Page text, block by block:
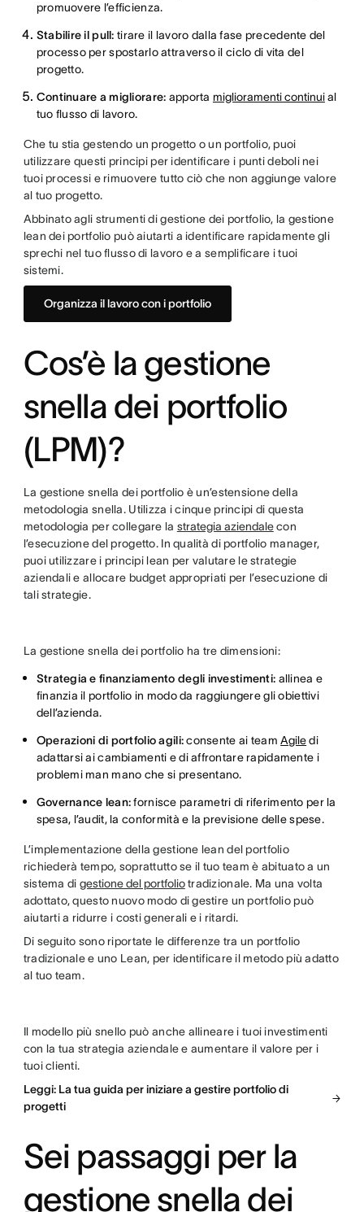
promuovere l’efficienza.
Stabilire il pull: tirare il lavoro dalla fase precedente del
processo per spostarlo attraverso il ciclo di vita del
progetto.
Continuare a migliorare: apporta miglioramenti continuial
tuo flusso di lavoro.
Che tu stia gestendo un progetto o un portfolio, puoi
utilizzare questi principi per identificare i punti deboli nei
tuoi processi e rimuovere tutto ciò che non aggiunge valore
al tuo progetto.
Abbinato agli strumenti di gestione dei portfolio, la gestione
lean dei portfolio può aiutarti a identificare rapidamente gli
sprechi nel tuo flusso di lavoro e a semplificare i tuoi
sistemi.
Organizza il lavoro con i portfolio
Cos’è la gestione
snella dei portfolio
(LPM)?
La gestione snella dei portfolio è un’estensione della
metodologia snella. Utilizza i cinque principi di questa
metodologia per collegare la strategia aziendalecon
l’esecuzione del progetto. In qualità di portfolio manager,
puoi utilizzare i principi lean per valutare le strategie
aziendali e allocare budget appropriati per l’esecuzione di
tali strategie.
La gestione snella dei portfolio ha tre dimensioni:
Strategia e finanziamento degli investimenti: allinea e
finanzia il portfolio in modo da raggiungere gli obiettivi
dell’azienda.
Operazioni di portfolio agili:consente ai teamAgiledi
adattarsi ai cambiamenti e di affrontare rapidamente i
problemi man mano che si presentano.
Governance lean:fornisce parametri di riferimento per la
spesa, l’audit, la conformità e la previsione delle spese.
L’implementazione della gestione lean del portfolio
richiederà tempo, soprattutto se il tuo team è abituato a un
sistema di gestione del portfoliotradizionale. Ma una volta
adottato, questo nuovo modo di gestire un portfolio può
aiutarti a ridurre i costi generali e i ritardi.
Di seguito sono riportate le differenze tra un portfolio
tradizionale e uno Lean, per identificare il metodo più adatto
al tuo team.
Il modello più snello può anche allineare i tuoi investimenti
con la tua strategia aziendale e aumentare il valore per i
tuoi clienti.
Leggi: La tua guida per iniziare a gestire portfolio di
progetti
Sei passaggi per la
gestione snella dei